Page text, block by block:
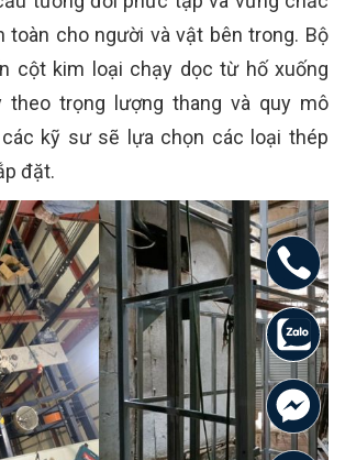
toàn cho người và vật bên trong. Bộ
cột kim loại chạy dọc từ hố xuống
theo trọng lượng thang và quy mô
kỹ sư sẽ lựa chọn các loại thép
đặt.